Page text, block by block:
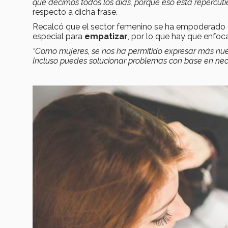
que decimos todos los días, porque eso está
respecto a dicha frase.
Recalcó que el sector femenino se ha
especial para empatizar, por lo que hay que
“Como mujeres, se nos ha permitido expresar más
Incluso puedes solucionar problemas con base en